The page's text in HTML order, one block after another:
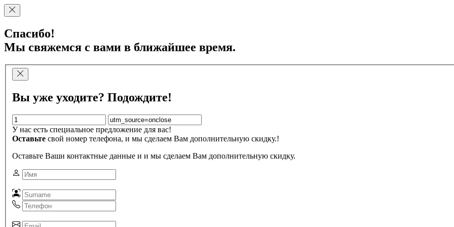
Спасибо!
Мы свяжемся с вами в ближайшее время.
Вы уже уходите? Подождите!
У нас есть специальное предложение для вас!
Оставьте свой номер телефона, и мы сделаем Вам дополнительную скидку.!
Оставьте Ваши контактные данные и и мы сделаем Вам дополнительную скидку.